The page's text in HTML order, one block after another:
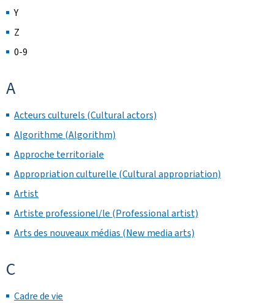
Y
Z
0-9
A
Acteurs culturels (Cultural actors)
Algorithme (Algorithm)
Approche territoriale
Appropriation culturelle (Cultural appropriation)
Artist
Artiste professionel/le (Professional artist)
Arts des nouveaux médias (New media arts)
C
Cadre de vie